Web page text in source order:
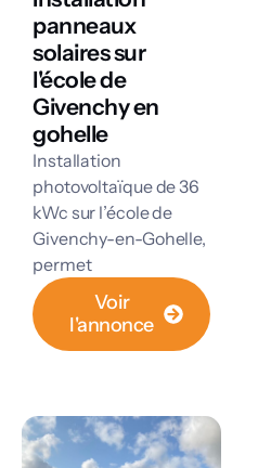
panneaux
solaires sur
l'école de
Givenchy en
gohelle
Installation
photovoltaïque de 36
kWc sur l’école de
Givenchy-en-Gohelle,
permet
Voir
l'annonce